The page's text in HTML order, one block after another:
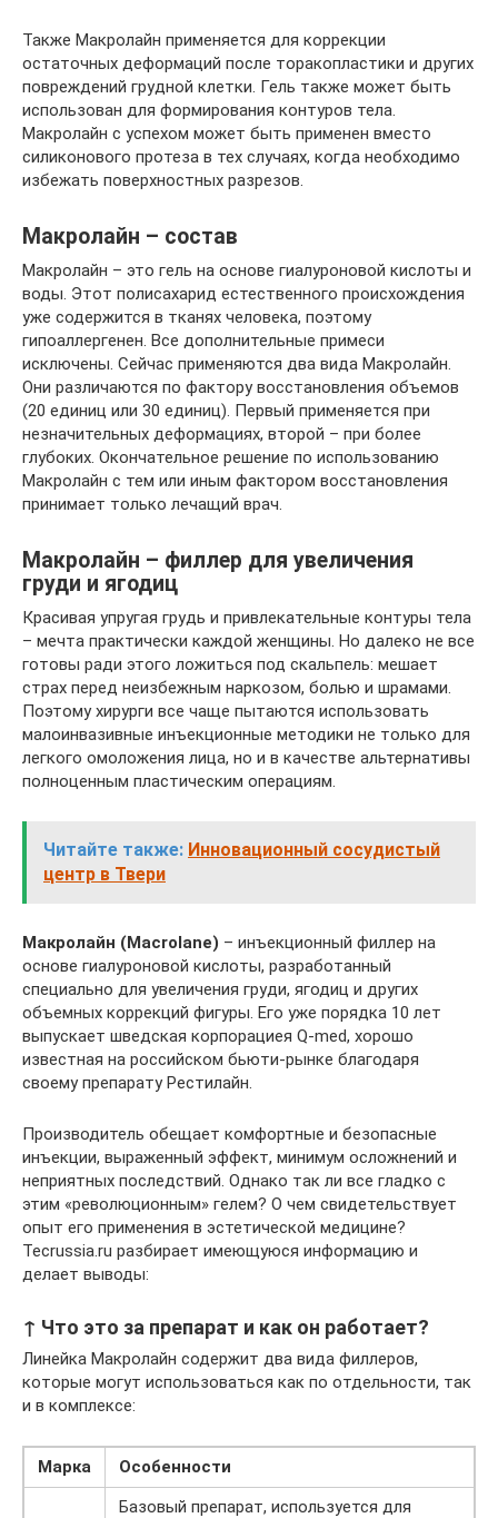
Также Макролайн применяется для коррекции
остаточных деформаций после торакопластики и других
повреждений грудной клетки. Гель также может быть
использован для формирования контуров тела.
Макролайн с успехом может быть применен вместо
силиконового протеза в тех случаях, когда необходимо
избежать поверхностных разрезов.
Макролайн – состав
Макролайн – это гель на основе гиалуроновой кислоты и
воды. Этот полисахарид естественного происхождения
уже содержится в тканях человека, поэтому
гипоаллергенен. Все дополнительные примеси
исключены. Сейчас применяются два вида Макролайн.
Они различаются по фактору восстановления объемов
(20 единиц или 30 единиц). Первый применяется при
незначительных деформациях, второй – при более
глубоких. Окончательное решение по использованию
Макролайн с тем или иным фактором восстановления
принимает только лечащий врач.
Макролайн – филлер для увеличения
груди и ягодиц
Красивая упругая грудь и привлекательные контуры тела
– мечта практически каждой женщины. Но далеко не все
готовы ради этого ложиться под скальпель: мешает
страх перед неизбежным наркозом, болью и шрамами.
Поэтому хирурги все чаще пытаются использовать
малоинвазивные инъекционные методики не только для
легкого омоложения лица, но и в качестве альтернативы
полноценным пластическим операциям.
Читайте также: Инновационный сосудистый
центр в Твери
Макролайн (Macrolane) – инъекционный филлер на
основе гиалуроновой кислоты, разработанный
специально для увеличения груди, ягодиц и других
объемных коррекций фигуры. Его уже порядка 10 лет
выпускает шведская корпорациея Q-med, хорошо
известная на российском бьюти-рынке благодаря
своему препарату Рестилайн.
Производитель обещает комфортные и безопасные
инъекции, выраженный эффект, минимум осложнений и
неприятных последствий. Однако так ли все гладко с
этим «революционным» гелем? О чем свидетельствует
опыт его применения в эстетической медицине?
Tecrussia.ru разбирает имеющуюся информацию и
делает выводы:
↑ Что это за препарат и как он работает?
Линейка Макролайн содержит два вида филлеров,
которые могут использоваться как по отдельности, так
и в комплексе:
Марка Особенности
Базовый препарат, используется для